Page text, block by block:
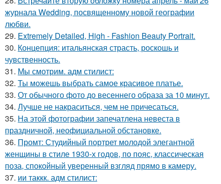
журнала Wedding, посвященному новой географии
любви.
29. Extremely Detailed, High - Fashion Beauty Portrait.
30. Концепция: итальянская страсть, роскошь и
чувственность.
31. Мы смотрим. адм стилист:
32. Ты можешь выбрать самое красивое платье.
33. От обычного фото до весеннего образа за 10 минут.
34. Лучше не накраситься, чем не причесаться.
35. На этой фотографии запечатлена невеста в
праздничной, неофициальной обстановке.
36. Промт: Студийный портрет молодой элегантной
женщины в стиле 1930-х годов, по пояс, классическая
поза, спокойный уверенный взгляд прямо в камеру.
37. ии таккк. адм стилист: